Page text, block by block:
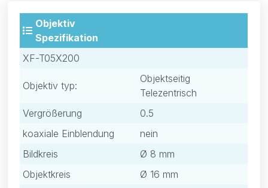
Objektiv
Spezifikation
XF-T05X200
Objektiv typ:
Objektseitig
Telezentrisch
Vergrößerung
0.5
koaxiale Einblendung
nein
Bildkreis
Ø 8 mm
Objektkreis
Ø 16 mm